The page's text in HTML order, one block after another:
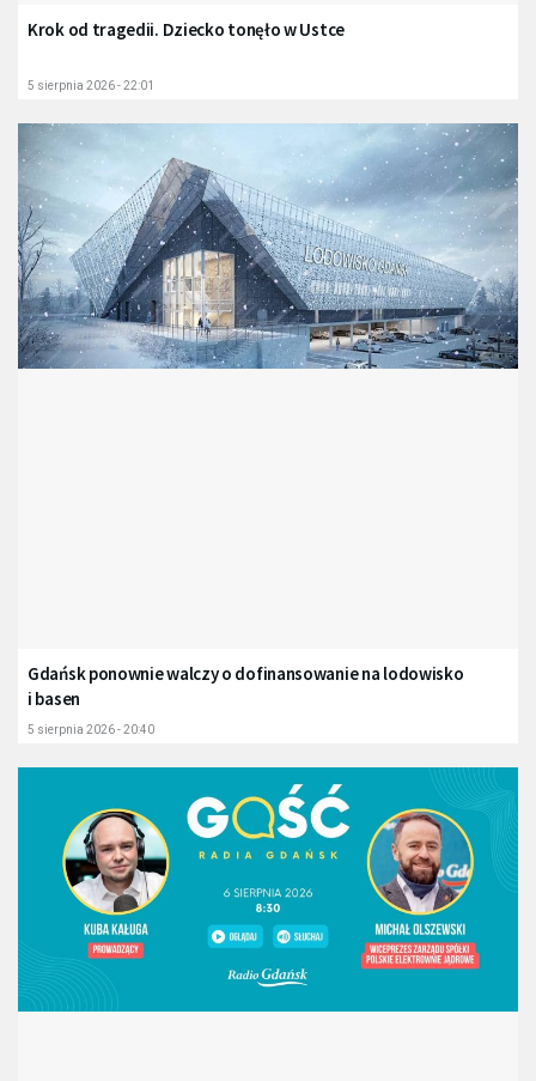
Krok od tragedii. Dziecko tonęło w Ustce
5 sierpnia 2026 - 22:01
Gdańsk ponownie walczy o dofinansowanie na lodowisko
i basen
5 sierpnia 2026 - 20:40